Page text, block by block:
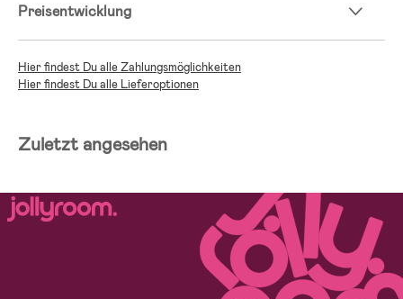
Preisentwicklung
Hier findest Du alle Zahlungsmöglichkeiten
Hier findest Du alle Lieferoptionen
Zuletzt angesehen